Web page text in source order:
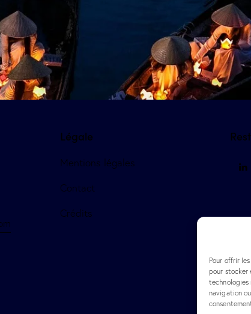
Pour offrir
pour stocker
technologies
navigation
Légale
Mentions légales
Contact
Crédits